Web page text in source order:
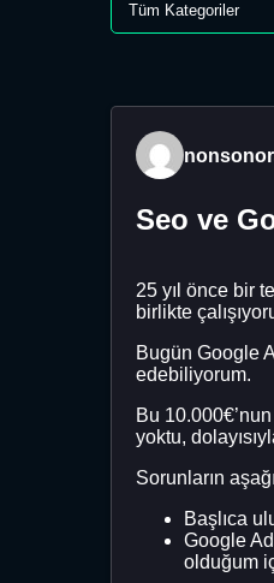
Seo ve
25 yıl önce bir
birlikte
Bugün Google
edebiliyorum.
Bu
yoktu,
Sorunların
Başlıca
Google
olduğum